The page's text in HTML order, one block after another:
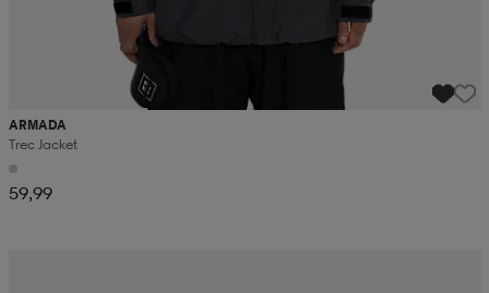
ARMADA
Trec Jacket
59,99